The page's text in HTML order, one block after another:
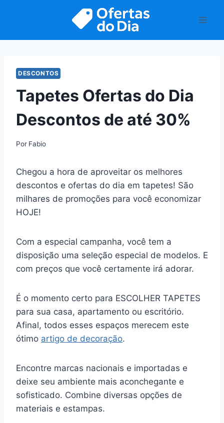
DESCONTOS
Tapetes Ofertas do Dia
Descontos de até 30%
Por Fabio
Chegou a hora de aproveitar os melhores
descontos e ofertas do dia em tapetes! São
milhares de promoções para você economizar
HOJE!
Com a especial campanha, você tem a
disposição uma seleção especial de modelos. E
com preços que você certamente irá adorar.
É o momento certo para ESCOLHER TAPETES
para sua casa, apartamento ou escritório.
Afinal, todos esses espaços merecem este
ótimo artigo de decoração.
Encontre marcas nacionais e importadas e
deixe seu ambiente mais aconchegante e
sofisticado. Combine diversas opções de
materiais e estampas.